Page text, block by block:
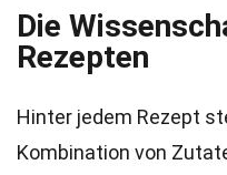
Die
Rezepten
Hinter jedem Rezept
Kombination von